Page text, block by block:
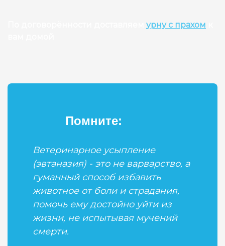
урну с прахом
Помните:
Ветеринарное усыпление
(эвтаназия) - это не варварство, а
гуманный способ избавить
животное от боли и страдания,
помочь ему достойно уйти из
жизни, не испытывая мучений
смерти.